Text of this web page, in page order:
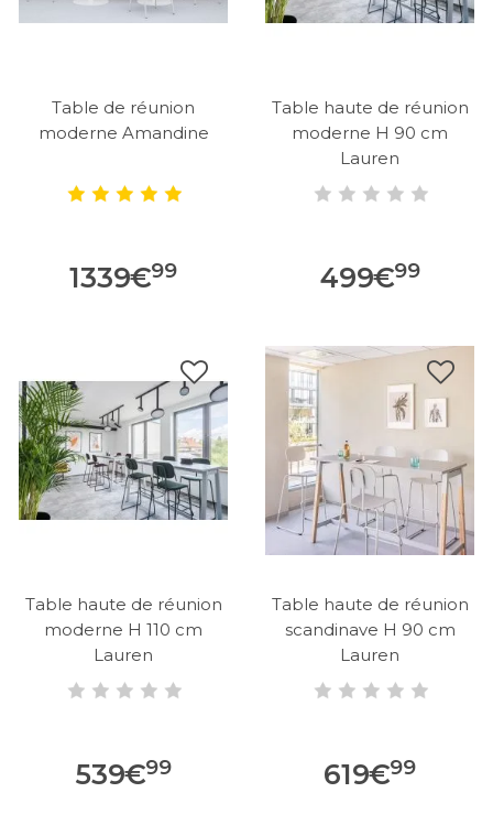
Table de réunion
moderne Amandine
1339€99
Table haute de réunion
moderne H 90 cm
Lauren
499€99
Table haute de réunion
moderne H 110 cm
Lauren
539€99
Table haute de réunion
scandinave H 90 cm
Lauren
619€99